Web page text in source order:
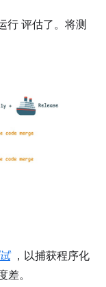
行 评估了。将测
，以捕获程序化
。